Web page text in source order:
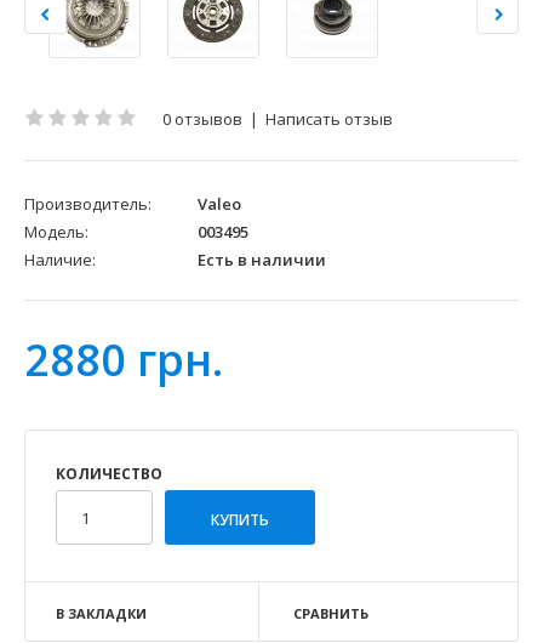
0 отзывов | Написать отзыв
Производитель:
Valeo
Модель:
003495
Наличие:
Есть в наличии
2880 грн.
КОЛИЧЕСТВО
В ЗАКЛАДКИ СРАВНИТЬ